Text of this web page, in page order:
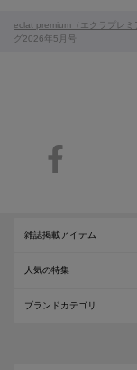
eclat premium（エクラプレミ
グ2026年5月号
雑誌掲載アイテム
人気の特集
ブランドカテゴリ